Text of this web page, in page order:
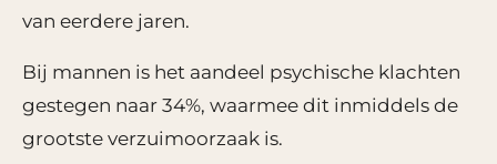
van eerdere jaren.
Bij mannen is het aandeel psychische klachten
gestegen naar 34%, waarmee dit inmiddels de
grootste verzuimoorzaak is.